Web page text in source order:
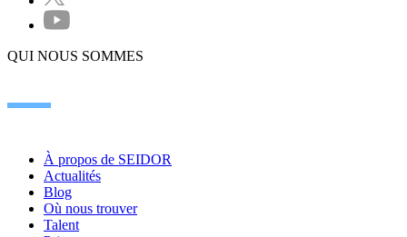
QUI NOUS SOMMES
À propos de SEIDOR
Actualités
Blog
Où nous trouver
Talent